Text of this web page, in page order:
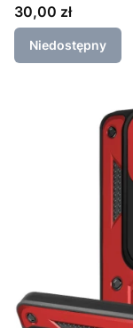
Cena
30,00 zł
Niedostępny